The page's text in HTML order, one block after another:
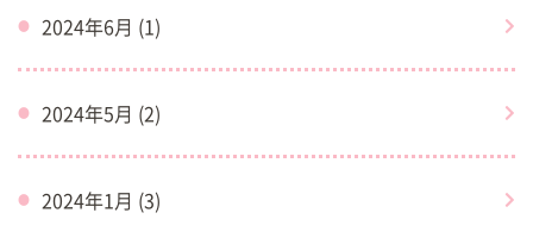
2024年6月 (1)
2024年5月 (2)
2024年1月 (3)